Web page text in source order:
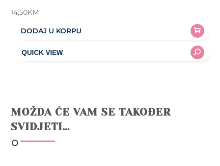
14,50KM
DODAJ U KORPU
MOŽDA ĆE VAM SE TAKOĐER
SVIDJETI…